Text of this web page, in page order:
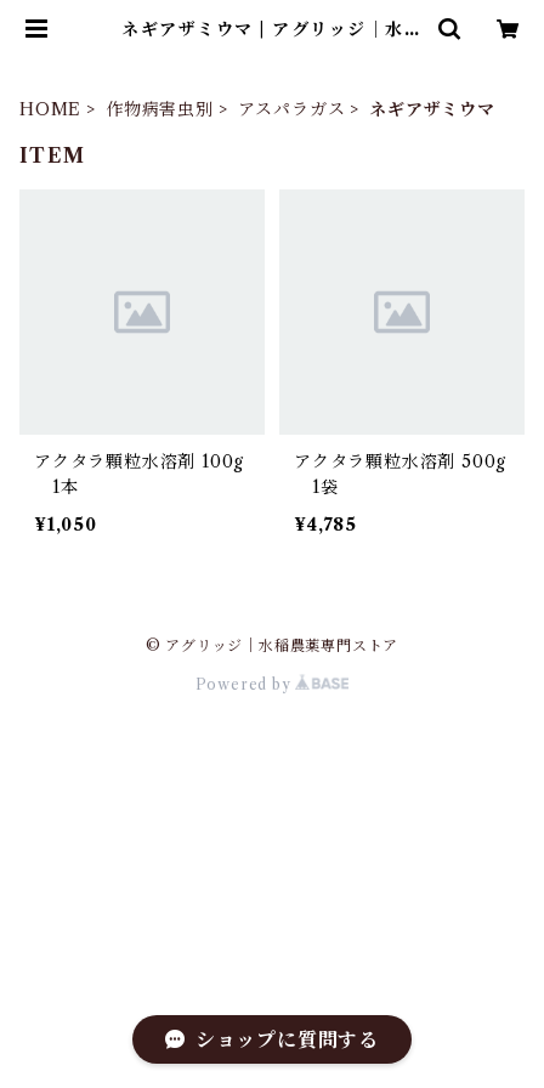
ネギアザミウマ | アグリッジ｜水稲
HOME 作物病害虫別 アスパラガス ネギアザミウマ
ITEM
アクタラ顆粒水溶剤 100g
1本
¥1,050
アクタラ顆粒水溶剤 500g
1袋
¥4,785
© アグリッジ｜水稲農薬専門ストア
Powered by
ショップに質問する